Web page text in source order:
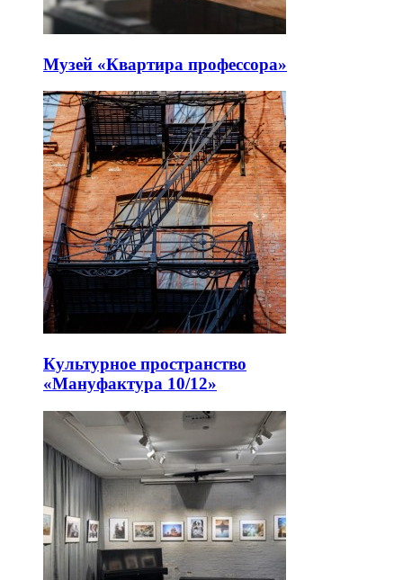
Музей «Квартира профессора»
Культурное пространство
«Мануфактура 10/12»